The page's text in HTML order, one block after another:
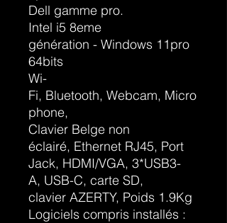
Dell gamme pro.
Intel i5 8eme
génération - Windows 11pro
64bits
Wi-
Fi, Bluetooth, Webcam, Micro
phone,
Clavier Belge non
éclairé, Ethernet RJ45, Port
Jack, HDMI/VGA, 3*USB3-
A, USB-C, carte SD,
clavier AZERTY, Poids 1.9Kg
Logiciels compris installés :